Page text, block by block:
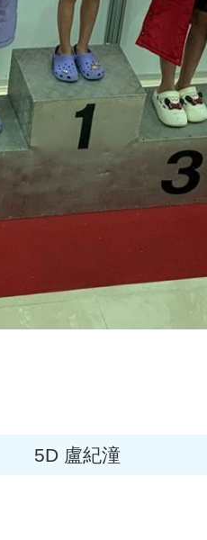
5D 盧紀潼